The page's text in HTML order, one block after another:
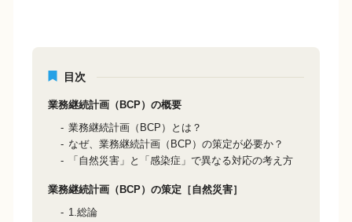
目次
業務継続計画（BCP）の概要
業務継続計画（BCP）とは？
なぜ、業務継続計画（BCP）の策定が必要か？
「自然災害」と「感染症」で異なる対応の考え方
業務継続計画（BCP）の策定［自然災害］
1.総論